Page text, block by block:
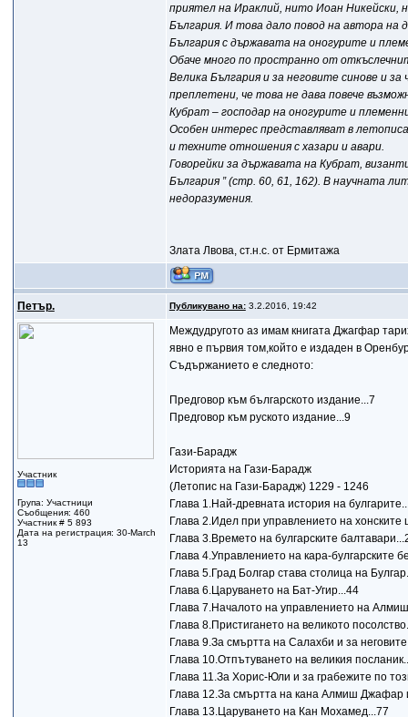
приятел на Ираклий, нито Иоан Никейски,
България. И това дало повод на автора на
България с държавата на оногурите и
Обаче много по пространно от
Велика България и за неговите синове и
преплетени, че това не дава повече
Кубрат – господар на оногурите и
Особен интерес представляват в
и техните отношения с хазари и авари.
Говорейки за държавата на Кубрат,
България ” (стр. 60, 61, 162). В научната
недоразумения.
Злата Лвова, ст.н.с. от Ермитажа
Петър. Публикувано на:3.2.2016, 19:42
Участник
Група: Участници
Съобщения: 460
Участник # 5 893
Дата на регистрация: 30-March
13
Междудругото аз имам книгата Джагфар
явно е първия том,който е издаден в
Съдържанието е следното:
Предговор към българското издание...7
Предговор към руското издание...9
Гази-Барадж
Историята на Гази-Барадж
(Летопис на Гази-Барадж) 1229 - 1246
Глава 1.Най-древната история на
Глава 2.Идел при управлението на хонските
Глава 3.Времето на булгарските
Глава 4.Управлението на кара-булгарските
Глава 5.Град Болгар става столица на
Глава 6.Царуването на Бат-Угир...44
Глава 7.Началото на управлението на
Глава 8.Пристигането на великото
Глава 9.За смъртта на Салахби и за
Глава 10.Отпътуването на великия
Глава 11.За Хорис-Юли и за грабежите по
Глава 12.За смъртта на кана Алмиш Джафар
Глава 13.Царуването на Кан Мохамед...77